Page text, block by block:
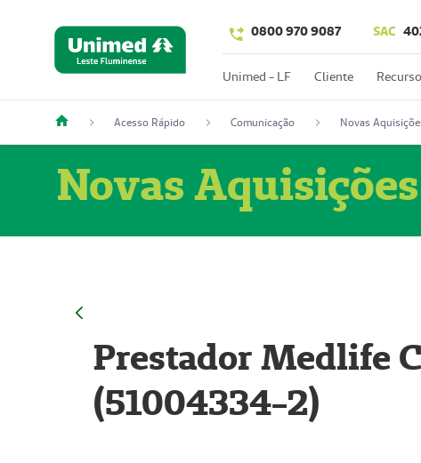
0800 970 9087 SAC
Unimed - LF Cliente
Acesso Rápido Comunicação Novas
Novas Aquisições
Prestador Medlife
(51004334-2)